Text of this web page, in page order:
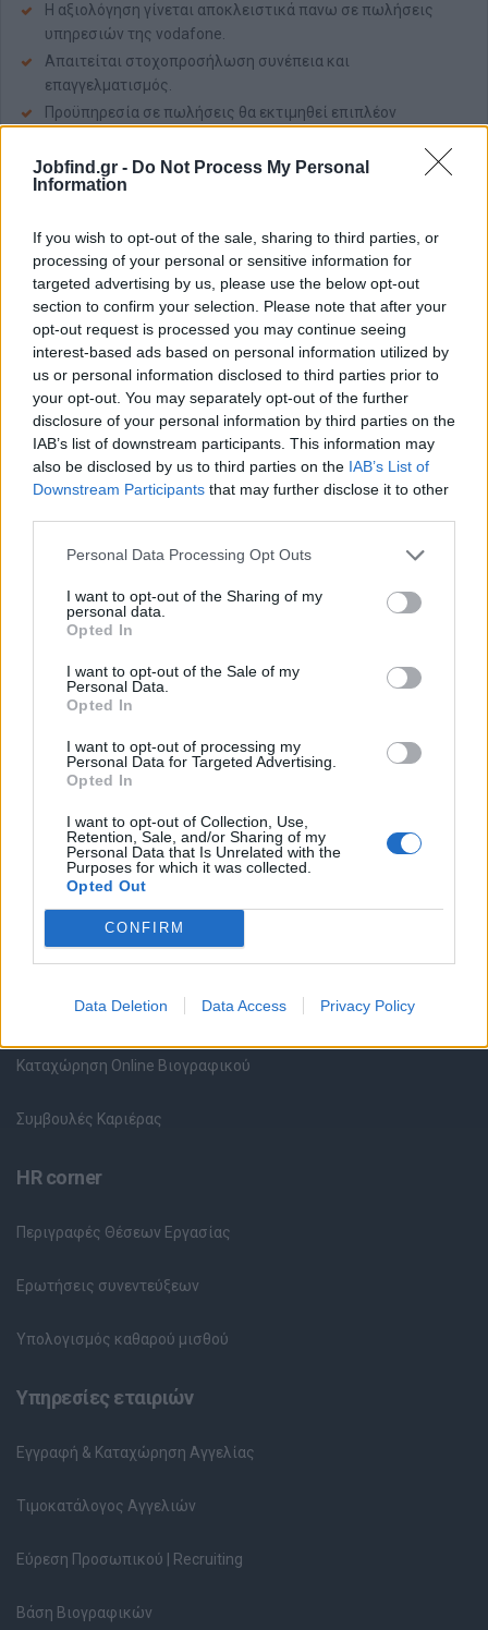
Jobfind.gr - Do Not Process My Personal
Information
If you wish to opt-out of the sale, sharing to third parties, or
processing of your personal or sensitive information for
targeted advertising by us, please use the below opt-out
section to confirm your selection. Please note that after your
opt-out request is processed you may continue seeing
interest-based ads based on personal information utilized by
us or personal information disclosed to third parties prior to
your opt-out. You may separately opt-out of the further
disclosure of your personal information by third parties on the
IAB’s list of downstream participants. This information may
also be disclosed by us to third parties on the IAB’s List of
Downstream Participants that may further disclose it to other
Personal Data Processing Opt Outs
I want to opt-out of the Sharing of my
personal data.
Opted In
I want to opt-out of the Sale of my
Personal Data.
Opted In
I want to opt-out of processing my
Personal Data for Targeted Advertising.
Opted In
I want to opt-out of Collection, Use,
Retention, Sale, and/or Sharing of my
Personal Data that Is Unrelated with the
Purposes for which it was collected.
Opted Out
CONFIRM
Data Deletion Data Access Privacy Policy
Η αξιολόγηση γίνεται αποκλειστικά πανω σε πωλήσεις
υπηρεσιών της vodafone.
Απαιτείται στοχοπροσήλωση συνέπεια και
επαγγελματισμός.
Προϋπηρεσία σε πωλήσεις θα εκτιμηθεί επιπλέον
Παροχές
1349 ευρω μεικτά - 900 ευρω καθαρά
Πενθήμερη εργασία με συνεχόμενο ωράριο
Πλήρεις ασφαλιστικές εισφορές
Εξαιρετικό περιβάλλον εργασίας
Προοπτικές εξέλιξης
Σταθερά μηνιαία Bonus πωλήσεων μεσοσταθμικά 200-600
ευρώ σύμφωνα με την ατομική παραγωγή
Θέσεις εργασίας
Όλες οι Θέσεις Εργασίας
Θέσεις Εργασίας ανά Ειδικότητα
Θέσεις Εργασίας ανά Εταιρεία
Κέντρο Βοήθειας
Υπηρεσίες υποψηφίων
Καταχώρηση Online Βιογραφικού
Συμβουλές Καριέρας
HR corner
Περιγραφές Θέσεων Εργασίας
Ερωτήσεις συνεντεύξεων
Υπολογισμός καθαρού μισθού
Υπηρεσίες εταιριών
Εγγραφή & Καταχώρηση Αγγελίας
Τιμοκατάλογος Αγγελιών
Εύρεση Προσωπικού | Recruiting
Βάση Βιογραφικών